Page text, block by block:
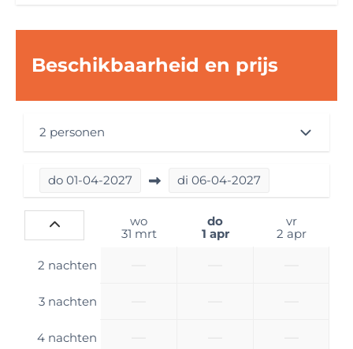
Koelkast: Met vriesvak
Badkamer
Douche
Slaapkamer
Primaire slaapplek: 2 lengtebedden met
bedverbredingsoptie
Lengte primaire slaapplek (cm): 200
Secundaire slaapplek: Hefbed
Breedte secundaire slaapplek (cm): 124
Beschikbaarheid en prijs
2 personen
do 01-04-2027 di 06-04-2027
wo
31 mrt
do
1 apr
vr
2 apr
2 nachten
3 nachten
4 nachten